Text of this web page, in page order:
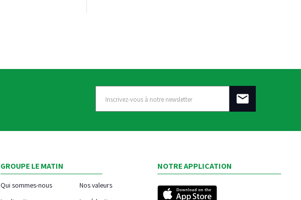
GROUPE LE MATIN
Qui sommes-nous
Nos valeurs
NOTRE APPLICATION